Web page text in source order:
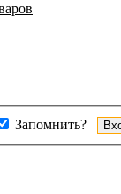
Запомнить?